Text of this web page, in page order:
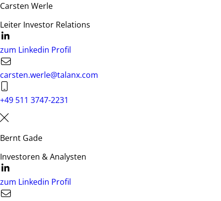
Carsten Werle
Leiter Investor Relations
zum Linkedin Profil
carsten.werle@talanx.com
+49 511 3747-2231
Bernt Gade
Investoren & Analysten
zum Linkedin Profil